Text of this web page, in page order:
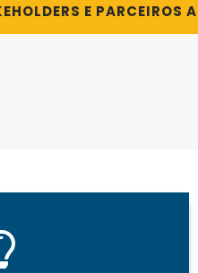
E PARCEIROS